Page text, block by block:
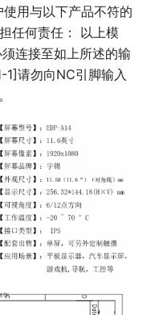
用与以下产品不符的
任何责任： 以上模
连接至如上所述的输
1]请勿向NC引脚输入